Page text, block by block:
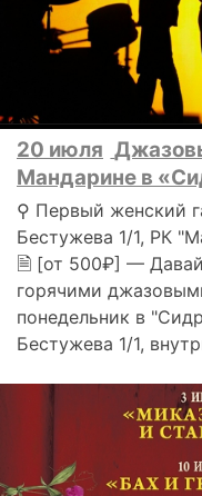
20 июля
Мандарине в
⚲ Первый женский
Бестужева 1/1, РК
🗎 [от 500₽] —
горячими
понедельник в
Бестужева 1/1,